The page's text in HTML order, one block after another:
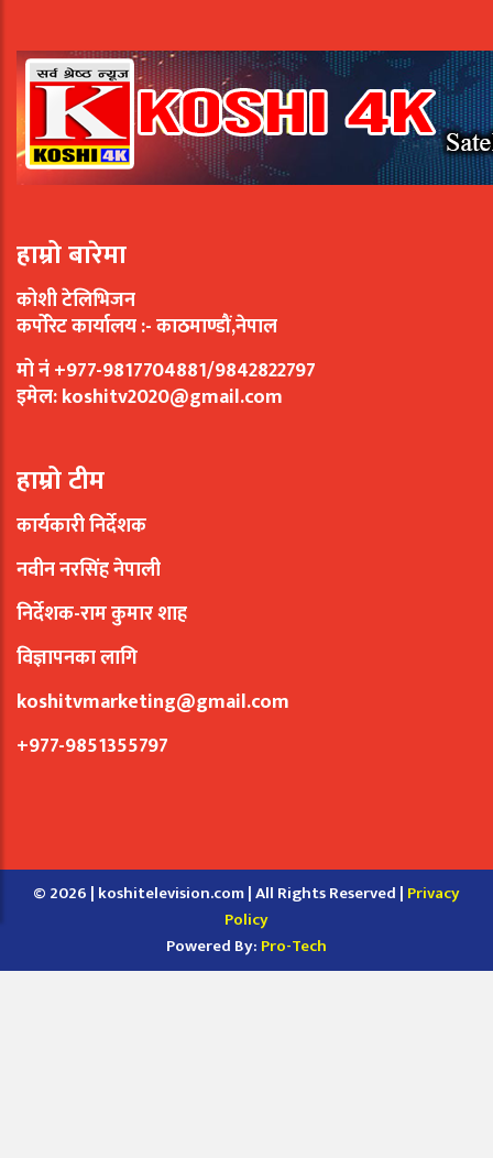
हाम्रो बारेमा
कोशी टेलिभिजन
कर्पोरेट कार्यालय :- काठमाण्डौं,नेपाल
मो नं +977-9817704881/9842822797
इमेल:koshitv2020@gmail.com
हाम्रो टीम
कार्यकारी निर्देशक
नवीन नरसिंह नेपाली
निर्देशक-राम कुमार शाह
विज्ञापनका लागि
koshitvmarketing@gmail.com
+977-9851355797
© 2026 | koshitelevision.com | All Rights Reserved | Privacy
Policy
Powered By: Pro-Tech